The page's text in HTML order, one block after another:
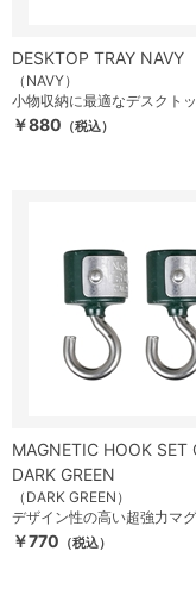
DESKTOP TRAY NAVY
（NAVY）
小物収納に最適なデスクト
￥880 （税込）
MAGNETIC HOOK SET
DARK GREEN
（DARK GREEN）
デザイン性の高い超強力マ
￥770 （税込）